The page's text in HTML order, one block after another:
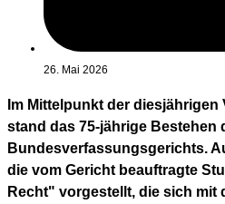
26. Mai 2026
Im Mittelpunkt der
stand das 75-jährige Bestehen
Bundesverfassungsgerichts.
die vom Gericht beauftragte
Recht" vorgestellt, die sich mit